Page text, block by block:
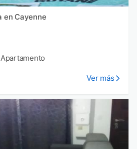
en Cayenne
Ver más